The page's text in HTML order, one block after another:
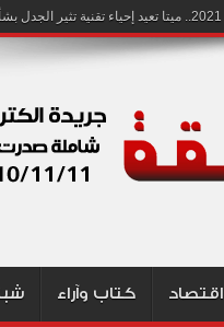
اقتصاد كتاب وآراء